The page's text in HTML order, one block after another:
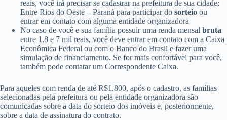
reais, você irá precisar se cadastrar na prefeitura de sua cidade:
Entre Rios do Oeste – Paraná para participar do sorteio ou
entrar em contato com alguma entidade organizadora
No caso de você e sua família possuir uma renda mensal bruta
entre 1,8 e 7 mil reais, você deve entrar em contato com a Caixa
Econômica Federal ou com o Banco do Brasil e fazer uma
simulação de financiamento. Se for mais confortável para você,
também pode contatar um Correspondente Caixa.
Para aqueles com renda de até R$1.800, após o cadastro, as famílias
selecionadas pela prefeitura ou pela entidade organizadora são
comunicadas sobre a data do sorteio dos imóveis e, posteriormente,
sobre a data de assinatura do contrato.